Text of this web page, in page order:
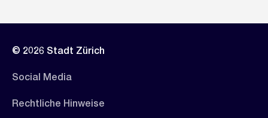
© 2026 Stadt Zürich
Social Media
Rechtliche Hinweise